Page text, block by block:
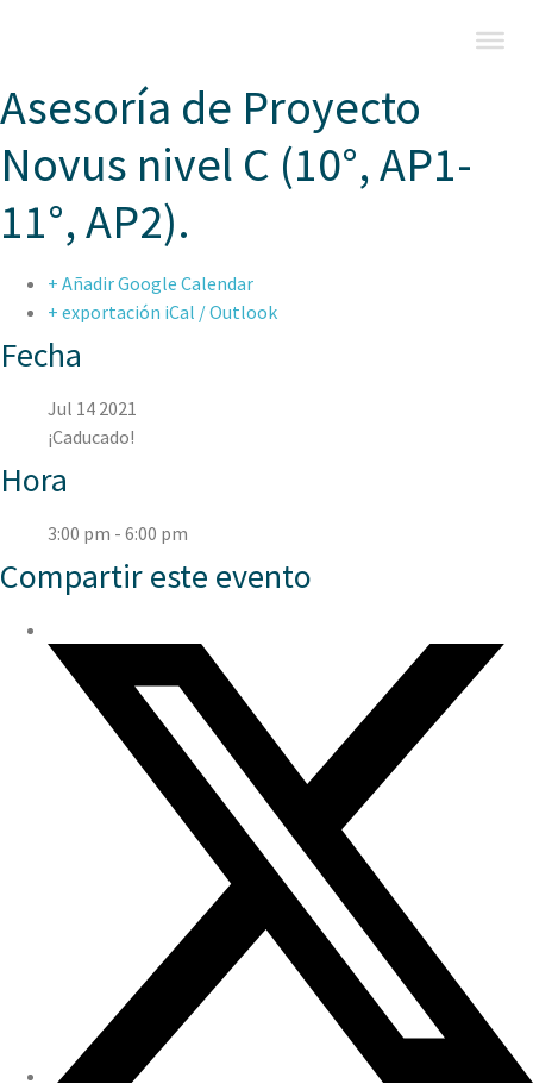
Asesoría de Proyecto
Novus nivel C (10°, AP1-
11°, AP2).
+ Añadir Google Calendar
+ exportación iCal / Outlook
Fecha
Jul 14 2021
¡Caducado!
Hora
3:00 pm - 6:00 pm
Compartir este evento